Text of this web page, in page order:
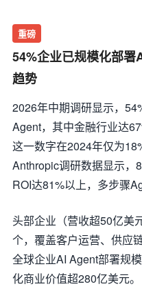
重磅
54%企业已规模化部
趋势
2026年中期调研显示，
Agent，其中金融行业达
这一数字在2024年仅为
Anthropic调研数据显示，
ROI达81%以上，多步骤
头部企业（营收超50亿美
个，覆盖客户运营、供应
全球企业AI Agent部署规
化商业价值超280亿美元。